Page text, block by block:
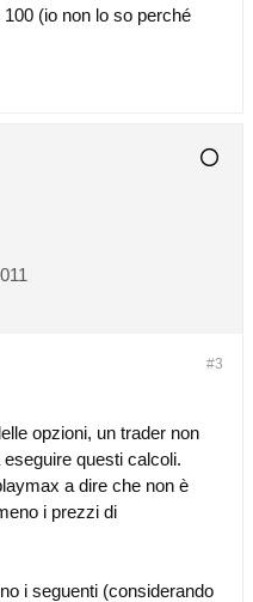
(io non lo so perché
#3
opzioni, un trader non
questi calcoli.
a dire che non è
i prezzi di
i seguenti (considerando